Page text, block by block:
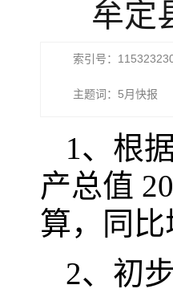
牟定
索引号：
主题词：5月快报
1、根
产总值
算，同比
2、初